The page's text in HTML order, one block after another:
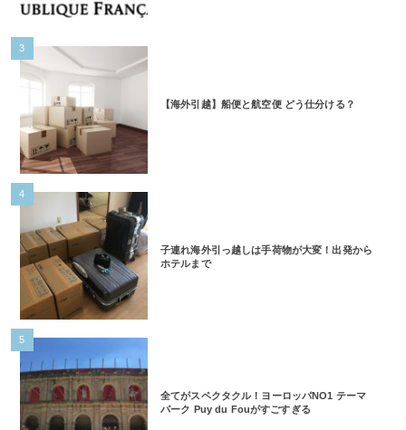
【海外引越】船便と航空便 どう仕分ける？
3
子連れ海外引っ越しは手荷物が大変！出発から
ホテルまで
4
全てがスペクタクル！ヨーロッパNO1 テーマ
パーク Puy du Fouがすごすぎる
5